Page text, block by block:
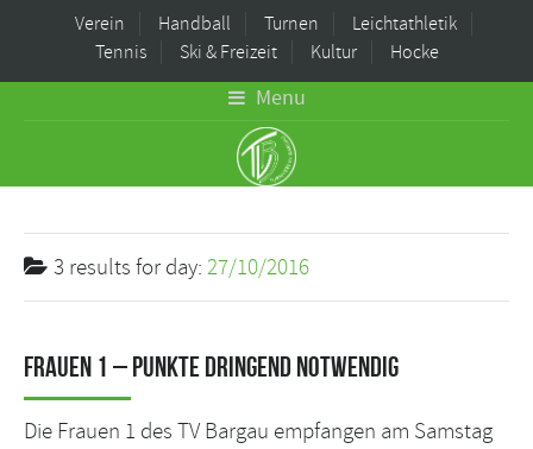
Verein Handball Turnen
Leichtathletik
Tennis
Ski & Freizeit Kultur Hocke
Menu
3 results for day: 27/10/2016
Frauen 1 – Punkte dringend notwendig
Die Frauen 1 des TV Bargau empfangen am Samstag